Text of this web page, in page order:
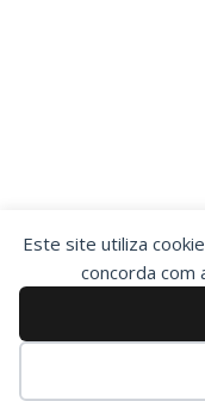
Este site utiliza
concorda com